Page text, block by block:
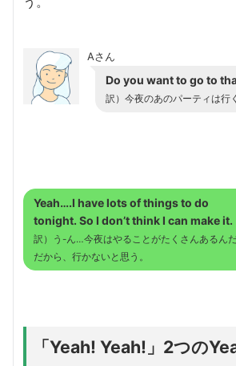
Aさん
Do you want to go to
訳）今夜のあのパーティは行
Yeah….I have lots of things to do
tonight. So I don’t think I can make it.
訳）う-ん…今夜はやることがたくさんあるんだ
だから、行かないと思う。
「Yeah! Yeah!」2つの